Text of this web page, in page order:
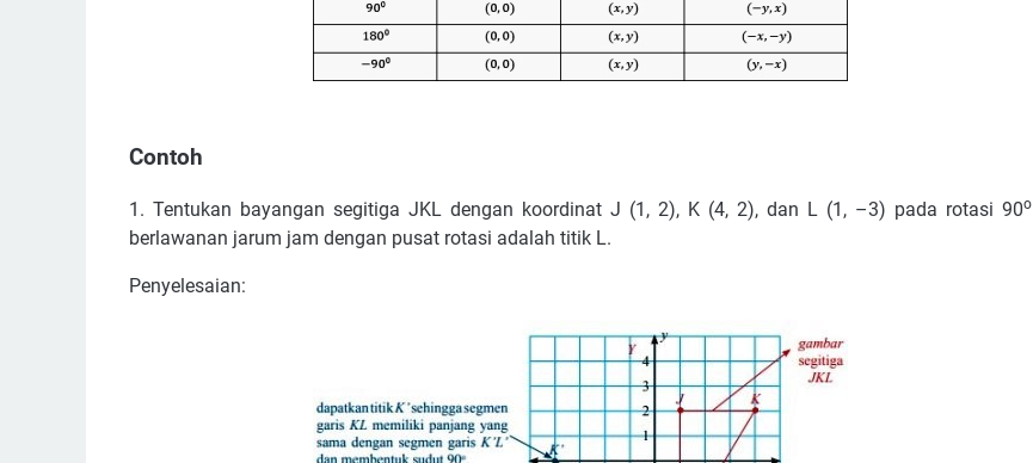
Contoh
1. Tentukan bayangan segitiga JKL dengan koordinat J (1, 2), K (4, 2), dan L (1, –3) pada rotasi 90o
berlawanan jarum jam dengan pusat rotasi adalah titik L.
Penyelesaian: